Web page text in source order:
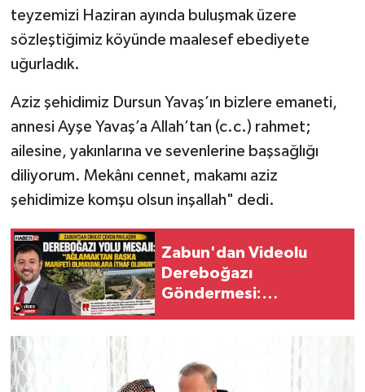
teyzemizi Haziran ayında buluşmak üzere
sözleştiğimiz köyünde maalesef ebediyete
uğurladık.
Aziz şehidimiz Dursun Yavaş’ın bizlere emaneti,
annesi Ayşe Yavaş’a Allah’tan (c.c.) rahmet;
ailesine, yakınlarına ve sevenlerine başsağlığı
diliyorum. Mekânı cennet, makamı aziz
şehidimize komşu olsun inşallah" dedi.
Zabun'dan Videolu
Dereboğazı
Göndermesi:
Marifeti Olmayanlara
Teknoloji
Türkiye
Yerel
İletişim
Künye